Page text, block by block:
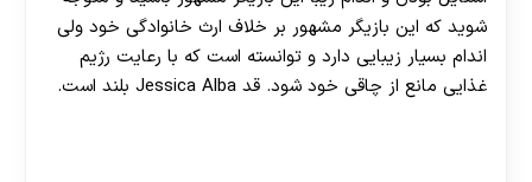
شوید که این بازیگر مشهور بر خلاف ارث خانوادگی خود ولی
اندام بسیار زیبایی دارد و توانسته است که با رعایت رژیم
غذایی مانع از چاقی خود شود. قد Jessica Alba بلند است.